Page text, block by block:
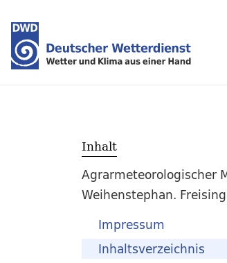
Inhalt
Agrarmeteorologischer
Weihenstephan.
Impressum
Inhaltsverzeichnis